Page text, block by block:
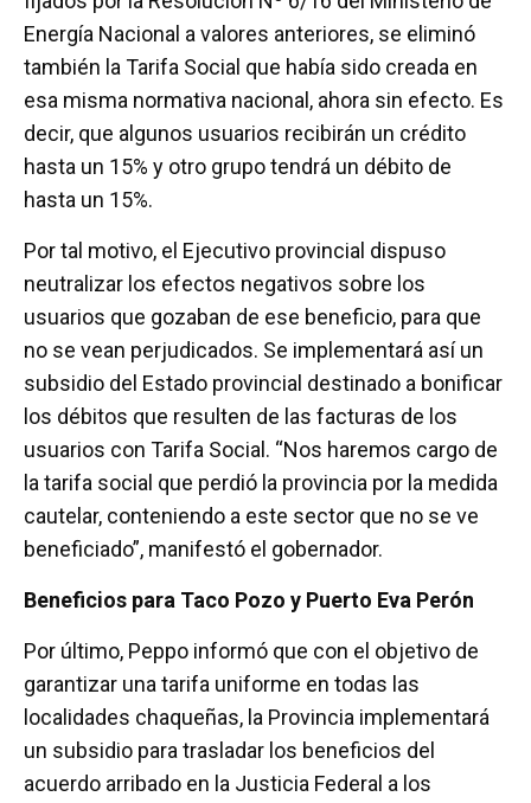
Energía Nacional a valores anteriores, se eliminó
también la Tarifa Social que había sido creada en
esa misma normativa nacional, ahora sin efecto. Es
decir, que algunos usuarios recibirán un crédito
hasta un 15% y otro grupo tendrá un débito de
hasta un 15%.
Por tal motivo, el Ejecutivo provincial dispuso
neutralizar los efectos negativos sobre los
usuarios que gozaban de ese beneficio, para que
no se vean perjudicados. Se implementará así un
subsidio del Estado provincial destinado a bonificar
los débitos que resulten de las facturas de los
usuarios con Tarifa Social. “Nos haremos cargo de
la tarifa social que perdió la provincia por la medida
cautelar, conteniendo a este sector que no se ve
beneficiado”, manifestó el gobernador.
Beneficios para Taco Pozo y Puerto Eva Perón
Por último, Peppo informó que con el objetivo de
garantizar una tarifa uniforme en todas las
localidades chaqueñas, la Provincia implementará
un subsidio para trasladar los beneficios del
acuerdo arribado en la Justicia Federal a los